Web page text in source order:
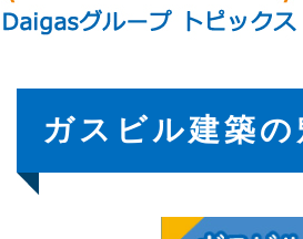
ガスビル建築